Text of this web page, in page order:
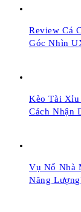
Review Cá
Góc Nhìn
Kèo Tài Xỉu
Cách Nhận
Vụ Nổ Nhà
Năng